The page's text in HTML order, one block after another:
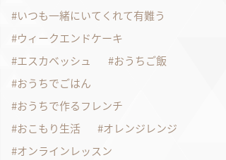
いつも一緒にいてくれて有難う
ウィークエンドケーキ
エスカベッシュ
おうちご飯
おうちでごはん
おうちで作るフレンチ
おこもり生活
オレンジレンジ
オンラインレッスン